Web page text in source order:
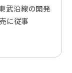
武沿線の開発
に従事